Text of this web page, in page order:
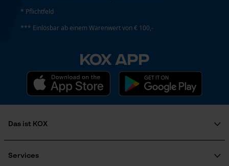
* Pflichtfeld
*** Einlösbar ab einem Warenwert von € 100,-
KOX APP
Das ist KOX
Soziales Engagement
Services